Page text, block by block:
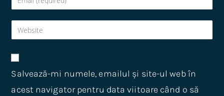
Salvează-mi numele, emailul și site-ul web în
acest navigator pentru data viitoare când o să